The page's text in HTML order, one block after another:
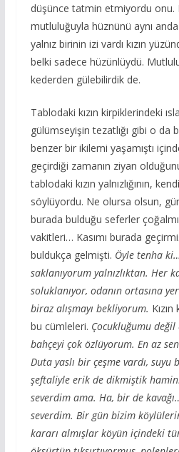
düşünce tatmin etmiyordu onu.
mutluluğuyla hüznünü aynı
yalnız birinin izi vardı kızın
belki sadece hüzünlüydü.
kederden gülebilirdik de.
Tablodaki kızın kirpiklerindeki
gülümseyişin tezatlığı gibi o da
benzer bir ikilemi yaşamıştı
geçirdiği zamanın ziyan
tablodaki kızın yalnızlığının,
söylüyordu. Ne olursa olsun,
burada bulduğu seferler
vakitleri… Kasımı burada
buldukça gelmişti. Öyle tenha
saklanıyorum yalnızlıktan. Her
soluklanıyor, odanın ortasına
biraz alışmayı bekliyorum.
bu cümleleri. Çocukluğumu
bahçeyi çok özlüyorum. En az
Duta yaslı bir çeşme vardı,
şeftaliyle erik de dikmiştik
severdim ama. Ha, bir de
severdim. Bir gün bizim
kararı almışlar köyün içindeki